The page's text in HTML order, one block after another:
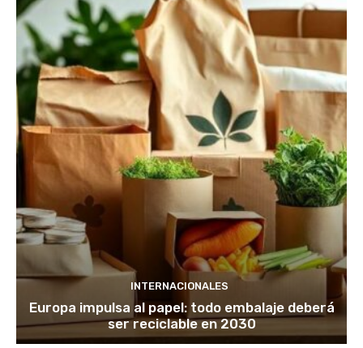
INTERNACIONALES
Europa impulsa al papel: todo embalaje deberá
ser reciclable en 2030